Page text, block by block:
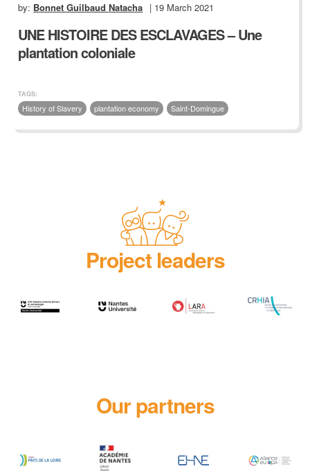
by: Bonnet Guilbaud Natacha | 19 March 2021
UNE HISTOIRE DES ESCLAVAGES – Une
plantation coloniale
TAGS:
History of Slavery plantation economy Saint-Domingue
Project leaders
Our partners